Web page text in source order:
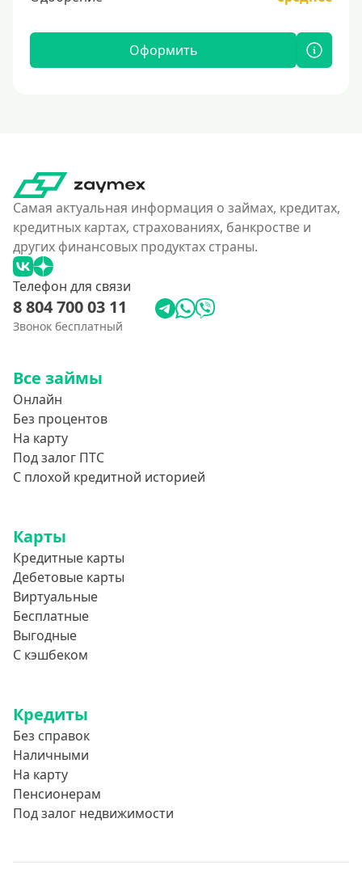
Оформить
Самая актуальная информация о займах, кредитах,
кредитных картах, страхованиях, банкростве и
других финансовых продуктах страны.
Телефон для связи
8 804 700 03 11
Звонок бесплатный
Все займы
Онлайн
Без процентов
На карту
Под залог ПТС
С плохой кредитной историей
Карты
Кредитные карты
Дебетовые карты
Виртуальные
Бесплатные
Выгодные
С кэшбеком
Кредиты
Без справок
Наличными
На карту
Пенсионерам
Под залог недвижимости